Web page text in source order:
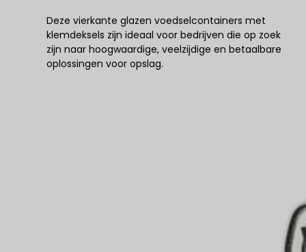
Deze vierkante glazen voedselcontainers met
klemdeksels zijn ideaal voor bedrijven die op zoek
zijn naar hoogwaardige, veelzijdige en betaalbare
oplossingen voor opslag.